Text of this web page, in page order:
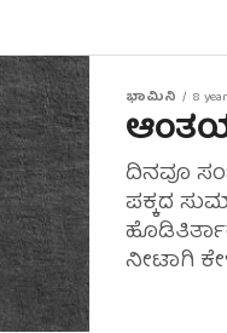
ಭಾಮಿನಿ 8
ದಿನವೂ
ಪಕ್ಕದ
ನೀಟಾಗಿ